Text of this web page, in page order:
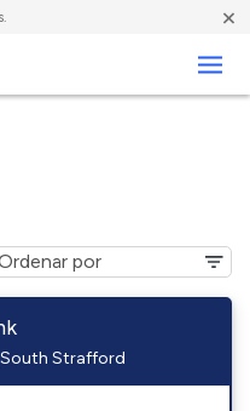
×
Strafford